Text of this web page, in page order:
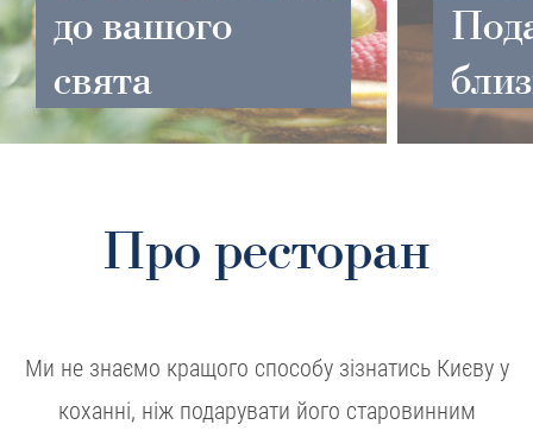
до вашого
свята
Про ресторан
Ми не знаємо кращого способу зізнатись Києву у
коханні, ніж подарувати його старовинним